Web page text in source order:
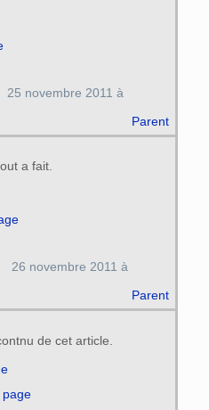
Parent
25 novembre 2011 à
a fait.
Parent
26 novembre 2011 à
de cet article.
page